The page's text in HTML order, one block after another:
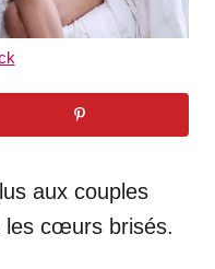
aux couples
les cœurs brisés.